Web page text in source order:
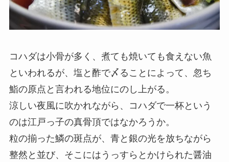
コハダは小骨が多く、煮ても焼いても食えない魚
といわれるが、塩と酢で〆ることによって、忽ち
鮨の原点と言われる地位にのし上がる。
涼しい夜風に吹かれながら、コハダで一杯という
のは江戸っ子の真骨頂ではなかろうか。
粒の揃った鱗の斑点が、青と銀の光を放ちながら
整然と並び、そこにはうっすらとかけられた醤油